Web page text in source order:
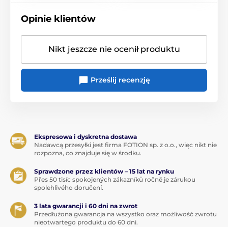
Opinie klientów
Nikt jeszcze nie ocenił produktu
Prześlij recenzję
Ekspresowa i dyskretna dostawa
Nadawcą przesyłki jest firma FOTION sp. z o.o., więc nikt nie
rozpozna, co znajduje się w środku.
Sprawdzone przez klientów – 15 lat na rynku
Přes 50 tisíc spokojených zákazníků ročně je zárukou
spolehlivého doručení.
3 lata gwarancji i 60 dni na zwrot
Przedłużona gwarancja na wszystko oraz możliwość zwrotu
nieotwartego produktu do 60 dni.